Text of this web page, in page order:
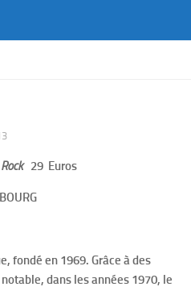
29 Euros
fondé en 1969. Grâce à des
dans les années 1970, le